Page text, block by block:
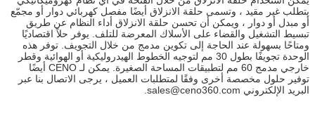
يتطلب غير مقيد ، وتسمى حلقة الانزلاق أيضًا مفصل كهربائي دوار أو مجمّع
أو مبدل أو دوار ، ويمكن أن تحسن حلقة الانزلاق أداء النظام عن طريق
تبسيط التشغيل والقضاء على الأسلاك المعرضة للتلف. يوفر حلاً اقتصاديًا
ومتاحًا بسهولة عند الحاجة إلى تكوين مدمج من خلال التجويف. توفر هذه
الوحدة تجويفًا بطول 30 مم لتوجيه الخطوط الهيدروليكية أو الهوائية وقطر
خارجي مدمج 60 مم لتطبيقات المساحة الصغيرة. يمكن لـ CENO أيضًا
توفير حلول مخصصة أخرى وفقًا لمتطلبات العميل ، يرجى الاتصال بنا عبر
البريد الإلكتروني sales@ceno360.com.